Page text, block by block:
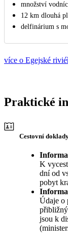
množství
12 km dlouhá
delfinárium s
více o Egejské
Praktické
Cestovní
K
dní od
pobyt
Údaje o
jsou k